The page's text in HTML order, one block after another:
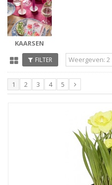
KAARSEN
FILTER
1 2 3 4 5